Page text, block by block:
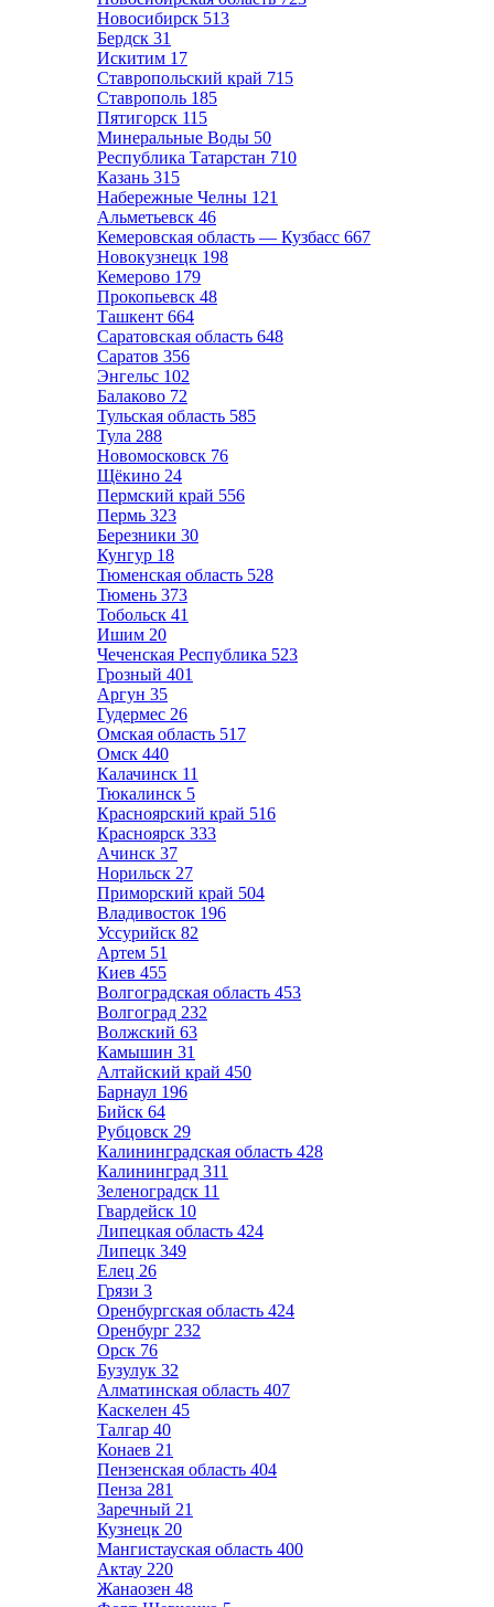
Новосибирск 513
Бердск 31
Искитим 17
Ставропольский край 715
Ставрополь 185
Пятигорск 115
Минеральные Воды 50
Республика Татарстан 710
Казань 315
Набережные Челны 121
Альметьевск 46
Кемеровская область — Кузбасс 667
Новокузнецк 198
Кемерово 179
Прокопьевск 48
Ташкент 664
Саратовская область 648
Саратов 356
Энгельс 102
Балаково 72
Тульская область 585
Тула 288
Новомосковск 76
Щёкино 24
Пермский край 556
Пермь 323
Березники 30
Кунгур 18
Тюменская область 528
Тюмень 373
Тобольск 41
Ишим 20
Чеченская Республика 523
Грозный 401
Аргун 35
Гудермес 26
Омская область 517
Омск 440
Калачинск 11
Тюкалинск 5
Красноярский край 516
Красноярск 333
Ачинск 37
Норильск 27
Приморский край 504
Владивосток 196
Уссурийск 82
Артем 51
Киев 455
Волгоградская область 453
Волгоград 232
Волжский 63
Камышин 31
Алтайский край 450
Барнаул 196
Бийск 64
Рубцовск 29
Калининградская область 428
Калининград 311
Зеленоградск 11
Гвардейск 10
Липецкая область 424
Липецк 349
Елец 26
Грязи 3
Оренбургская область 424
Оренбург 232
Орск 76
Бузулук 32
Алматинская область 407
Каскелен 45
Талгар 40
Конаев 21
Пензенская область 404
Пенза 281
Заречный 21
Кузнецк 20
Мангистауская область 400
Актау 220
Жанаозен 48